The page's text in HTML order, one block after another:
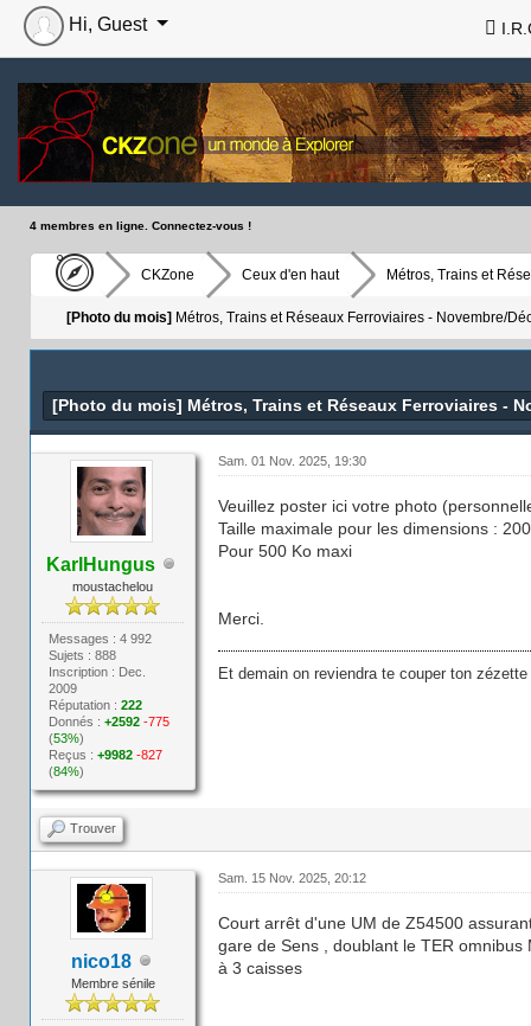
Hi, Guest
4 membres en ligne. Connectez-vous !
CKZone Ceux d'en haut Métros, Trains et
[Photo du mois] Métros, Trains et Réseaux Ferroviaires - Novembre/
[Photo du mois] Métros, Trains et Réseaux Ferroviaires -
KarlHungus
moustachelou
Messages : 4 992
Sujets : 888
Inscription : Dec.
2009
Réputation :222
Donnés :+2592 -775
(53%)
Reçus :+9982 -827
(84%)
Sam. 01 Nov. 2025, 19:30
Veuillez poster ici votre photo
Taille maximale pour les dimensions :
Pour 500 Ko maxi
Merci.
Et demain on reviendra te couper ton zézette
Trouver
nico18
Membre sénile
Sam. 15 Nov. 2025, 20:12
Court arrêt d'une UM de Z54500
gare de Sens , doublant le TER
à 3 caisses